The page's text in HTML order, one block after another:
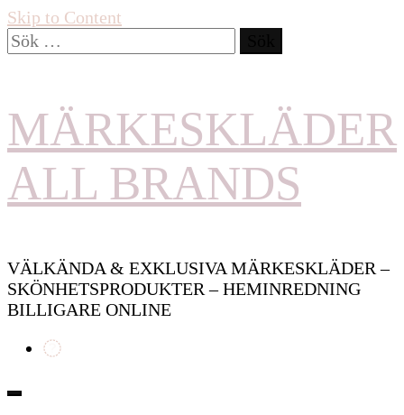
Skip to Content
Sök
efter:
MÄRKESKLÄDER
ALL BRANDS
VÄLKÄNDA & EXKLUSIVA MÄRKESKLÄDER –
SKÖNHETSPRODUKTER – HEMINREDNING
BILLIGARE ONLINE